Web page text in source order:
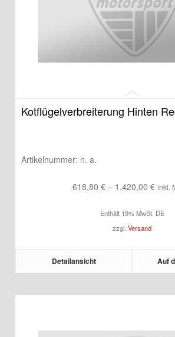
Kotflügelverbreiterung Hinten
Artikelnummer: n. a.
618,80 € – 1.420,00 €
bis
inkl.
Enthält 19% MwSt. DE
zzgl. Versand
Detailansicht Auf